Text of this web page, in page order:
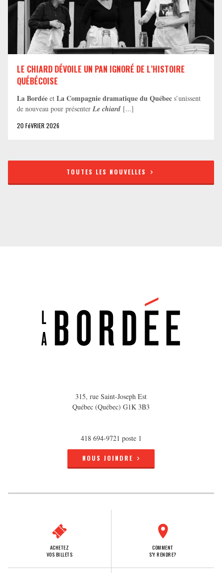
LE CHIARD DÉVOILE UN PAN IGNORÉ DE L’HISTOIRE
QUÉBÉCOISE
La Bordée et La Compagnie dramatique du Québec s’unissent
de nouveau pour présenter Le chiard [...]
20 FéVRIER 2026
TOUTES LES NOUVELLES
315, rue Saint-Joseph Est
Québec (Québec) G1K 3B3
418 694-9721 poste 1
NOUS JOINDRE
ACHETEZ
VOS BILLETS
COMMENT
S'Y RENDRE?